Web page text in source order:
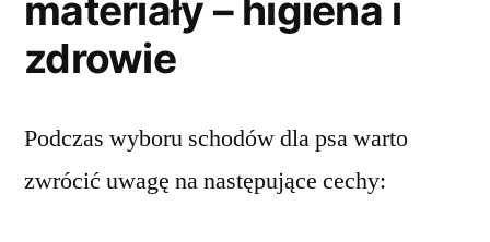
materiały – higiena i
zdrowie
Podczas wyboru schodów dla psa warto
zwrócić uwagę na następujące cechy: